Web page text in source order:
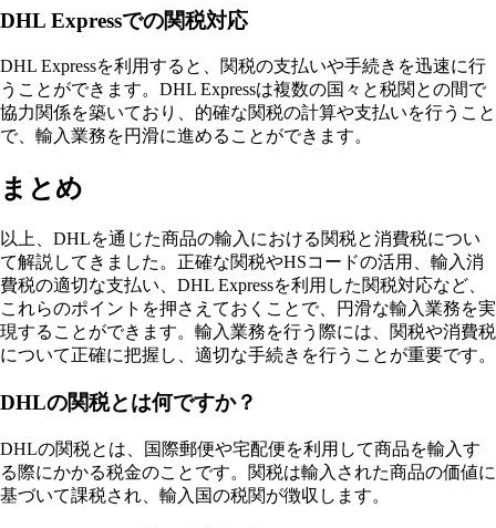
DHL Expressでの関税対応
DHL Expressを利用すると、関税の支払いや手続きを迅速に行
うことができます。DHL Expressは複数の国々と税関との間で
協力関係を築いており、的確な関税の計算や支払いを行うこと
で、輸入業務を円滑に進めることができます。
まとめ
以上、DHLを通じた商品の輸入における関税と消費税につい
て解説してきました。正確な関税やHSコードの活用、輸入消
費税の適切な支払い、DHL Expressを利用した関税対応など、
これらのポイントを押さえておくことで、円滑な輸入業務を実
現することができます。輸入業務を行う際には、関税や消費税
について正確に把握し、適切な手続きを行うことが重要です。
DHLの関税とは何ですか？
DHLの関税とは、国際郵便や宅配便を利用して商品を輸入す
る際にかかる税金のことです。関税は輸入された商品の価値に
基づいて課税され、輸入国の税関が徴収します。